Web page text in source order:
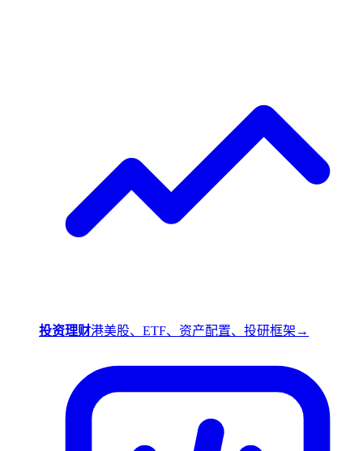
投资理财港美股、ETF、资产配置、投研框架 →